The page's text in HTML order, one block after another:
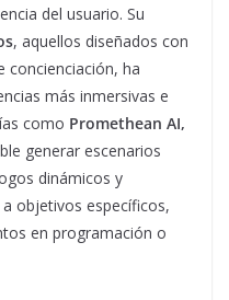
del usuario. Su
, aquellos diseñados con
concienciación, ha
más inmersivas e
como Promethean AI,
generar escenarios
dinámicos y
objetivos específicos,
en programación o